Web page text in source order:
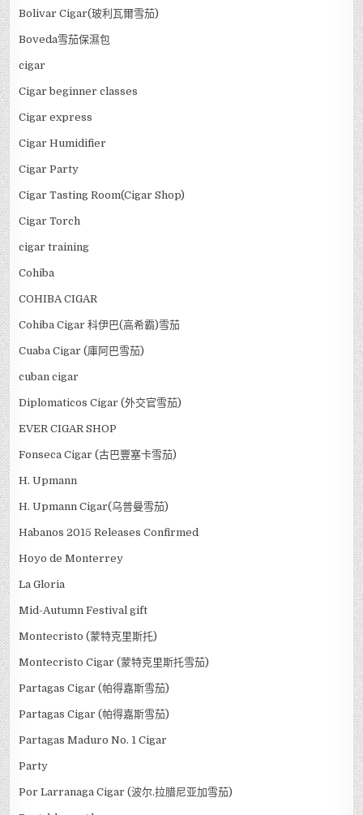
Bolivar Cigar(玻利瓦爾雪茄)
Boveda雪茄保濕包
cigar
Cigar beginner classes
Cigar express
Cigar Humidifier
Cigar Party
Cigar Tasting Room(Cigar Shop)
Cigar Torch
cigar training
Cohiba
COHIBA CIGAR
Cohiba Cigar 科伊巴(高希霸)雪茄
Cuaba Cigar (庫阿巴雪茄)
cuban cigar
Diplomaticos Cigar (外交官雪茄)
EVER CIGAR SHOP
Fonseca Cigar (古巴豐塞卡雪茄)
H. Upmann
H. Upmann Cigar(乌普曼雪茄)
Habanos 2015 Releases Confirmed
Hoyo de Monterrey
La Gloria
Mid-Autumn Festival gift
Montecristo (蒙特克里斯托)
Montecristo Cigar (蒙特克里斯托雪茄)
Partagas Cigar (帕得嘉斯雪茄)
Partagas Cigar (帕得嘉斯雪茄)
Partagas Maduro No. 1 Cigar
Party
Por Larranaga Cigar (波尔.拉腊尼亚加雪茄)